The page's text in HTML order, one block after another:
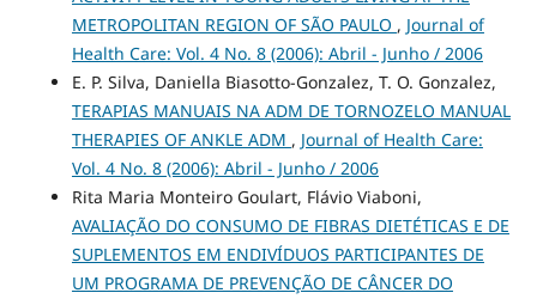
METROPOLITAN REGION OF SÃO PAULO , Journal of
Health Care: Vol. 4 No. 8 (2006): Abril - Junho / 2006
E. P. Silva, Daniella Biasotto-Gonzalez, T. O. Gonzalez,
TERAPIAS MANUAIS NA ADM DE TORNOZELO MANUAL
THERAPIES OF ANKLE ADM , Journal of Health Care:
Vol. 4 No. 8 (2006): Abril - Junho / 2006
Rita Maria Monteiro Goulart, Flávio Viaboni,
AVALIAÇÃO DO CONSUMO DE FIBRAS DIETÉTICAS E DE
SUPLEMENTOS EM ENDIVÍDUOS PARTICIPANTES DE
UM PROGRAMA DE PREVENÇÃO DE CÂNCER DO